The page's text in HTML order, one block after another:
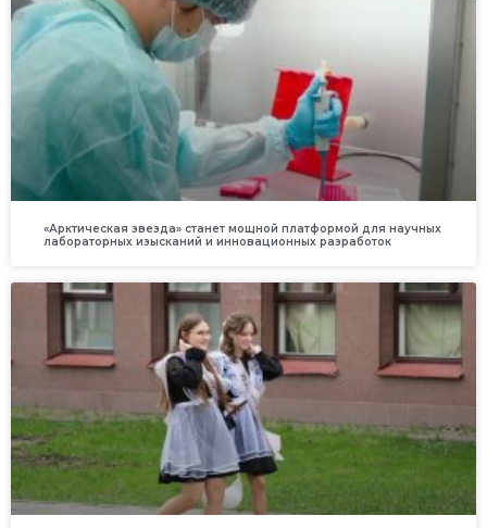
«Арктическая звезда» станет мощной платформой для научных
лабораторных изысканий и инновационных разработок